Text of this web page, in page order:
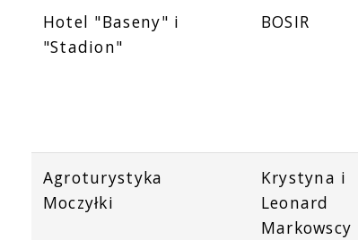
Hotel "Baseny" i
"Stadion"
BOSIR
Agroturystyka
Moczyłki
Krystyna i
Leonard
Markowscy